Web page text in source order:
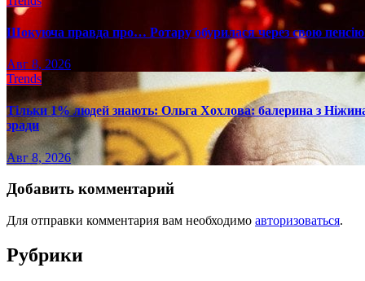
Шокуюча правда про… Ротару обурилася через свою
Авг 8, 2026
Trends
Тільки 1% людей знають: Ольга Хохлова: балерина з
зради
Авг 8, 2026
Добавить комментарий
Для отправки комментария вам необходимо авторизоваться.
Рубрики